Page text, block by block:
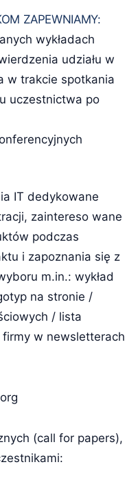
ZAPEWNIAMY:
wykładach
udziału w
w trakcie spotkania
uczestnictwa po
IT dedykowane
zaintereso wane
podczas
i zapoznania się z
m.in.: wykład
na stronie /
/ lista
w newsletterach
(call for papers),